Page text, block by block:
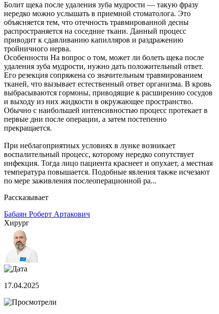
Болит щека после удаления зуба мудрости — такую фразу
нередко можно услышать в приемной стоматолога. Это
объясняется тем, что отечность травмированной десны
распространяется на соседние ткани. Данный процесс
приводит к сдавливанию капилляров и раздражению
тройничного нерва.
Особенности На вопрос о том, может ли болеть щека после
удаления зуба мудрости, нужно дать положительный ответ.
Его резекция сопряжена со значительным травмированием
тканей, что вызывает естественный ответ организма. В кровь
выбрасываются гормоны, приводящие к расширению сосудов
и выходу из них жидкости в окружающее пространство.
Обычно с наибольшей интенсивностью процесс протекает в
первые дни после операции, а затем постепенно
прекращается.
При неблагоприятных условиях в лунке возникает
воспалительный процесс, которому нередко сопутствует
инфекция. Тогда лицо пациента краснеет и опухает, а местная
температура повышается. Подобные явления также исчезают
по мере заживления послеоперационной ра...
Рассказывает
Бабаян Роберт Артакович
Хирург
17.04.2025